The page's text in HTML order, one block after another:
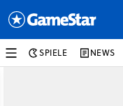
SPIELE NEWS